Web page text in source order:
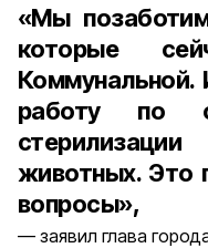
«Мы
которые
Коммунальной.
работу по
животных. Это
вопросы»,
заявил глава